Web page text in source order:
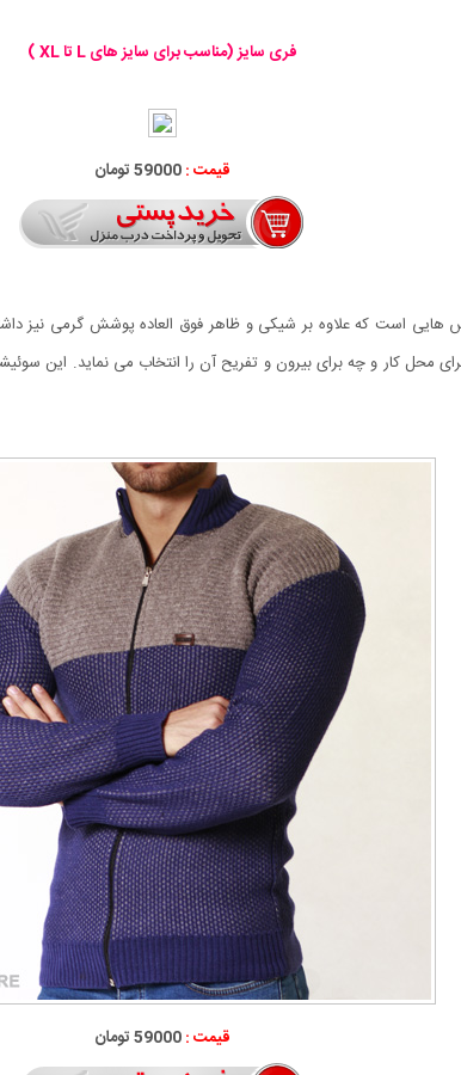
فری سایز (مناسب برای سایز های L تا XL )
قیمت :59000 تومان
کار و چه برای بیرون و تفریح آن را انتخاب می نماید. این
قیمت :59000 تومان